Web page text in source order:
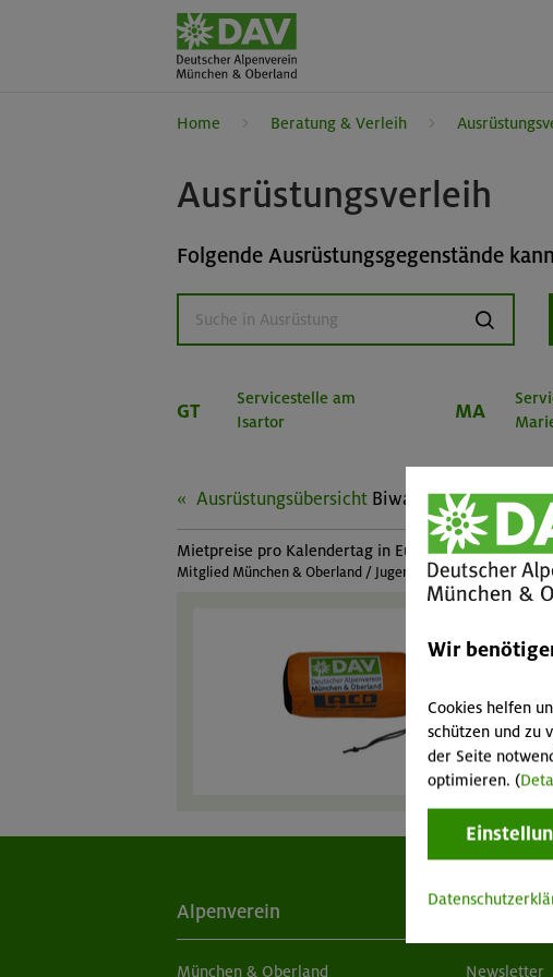
Home Beratung & Verleih
Ausrüstungsverleih
Folgende Ausrüstungsgegenstände
suchen
GT
Servicestelle am
Isartor
MA
Ausrüstungsübersicht Biwaksack (2
Mietpreise pro Kalendertag in Euro:
Mitglied München & Oberland / Jugendmitglied München &
Alpenverein
München & Oberland
Aktuelles
Newsletter
Wir
Cookies helfen
schützen und zu
der Seite
optimieren. (